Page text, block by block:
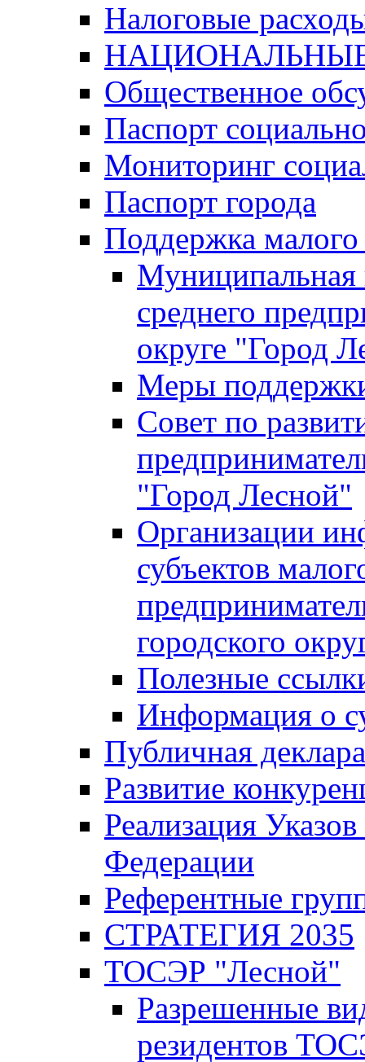
Налоговые
Общественное
Паспорт
Мониторинг
Паспорт города
Поддержка малого
Муниципальная
среднего
округе "Город
Меры
Совет по
"Город Лесной"
Организации
субъектов
городского
Полезные
Информация о
Публичная
Развитие
Реализация
Федерации
Референтные
СТРАТЕГИЯ 2035
ТОСЭР "Лесной"
Разрешенные
резидентов